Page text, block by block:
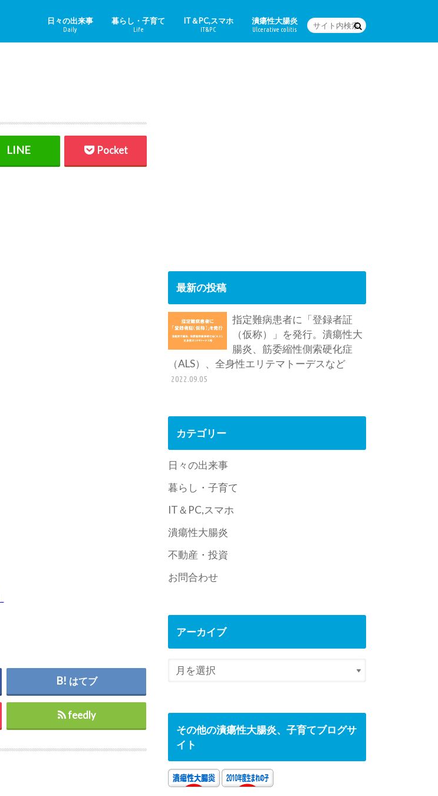
日々の出来事
Daily
暮らし・子育て
Life
IT＆PC,スマホ
IT&PC
潰瘍性大腸炎
Ulcerative colitis
Pocket
はてブ
feedly
最新の投稿
指定難病患者に「登録者証
（仮称）」を発行。潰瘍性大
腸炎、筋委縮性側索硬化症
（ALS）、全身性エリテマトーデスなど
2022.09.05
カテゴリー
日々の出来事
暮らし・子育て
IT＆PC,スマホ
潰瘍性大腸炎
不動産・投資
お問合わせ
アーカイブ
その他の潰瘍性大腸炎、子育てブログサ
イト